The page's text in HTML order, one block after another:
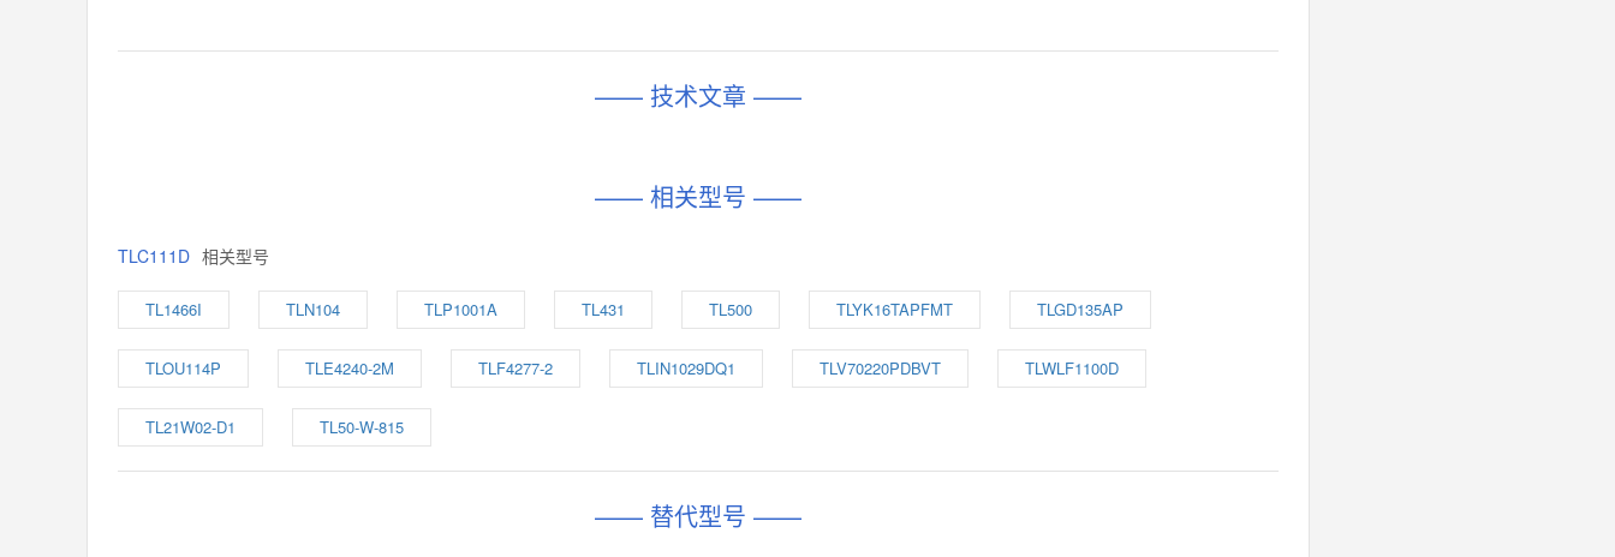
—— 技术文章 ——
—— 相关型号 ——
TLC111D 相关型号
TL1466I TLN104 TLP1001A TL431 TL500 TLYK16TAPFMT TLGD135AP
TLOU114P TLE4240-2M TLF4277-2 TLIN1029DQ1 TLV70220PDBVT TLWLF1100D
TL21W02-D1 TL50-W-815
—— 替代型号 ——